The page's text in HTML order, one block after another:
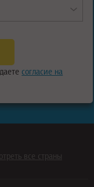
согласие на
все страны